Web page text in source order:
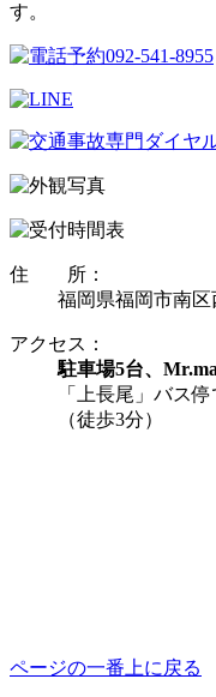
す。
住 所：
福岡県福岡市南区
アクセス：
駐車場5台、
「上長尾」バス停
（徒歩3分）
ページの一番上に戻る